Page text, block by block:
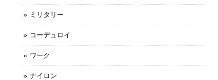
ミリタリー
コーデュロイ
ワーク
ナイロン